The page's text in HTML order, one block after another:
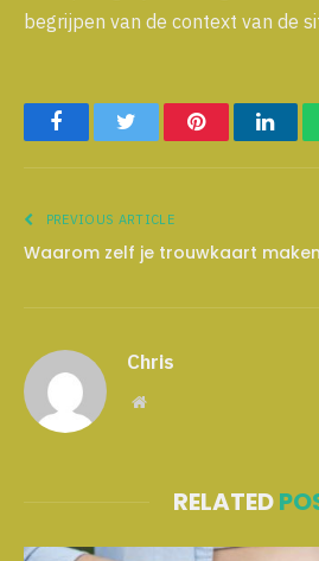
begrijpen van de context van de
FacebookTwitter Pinterest
PREVIOUS ARTICLE
Waarom zelf je trouwkaart
Chris
Website
RELATED